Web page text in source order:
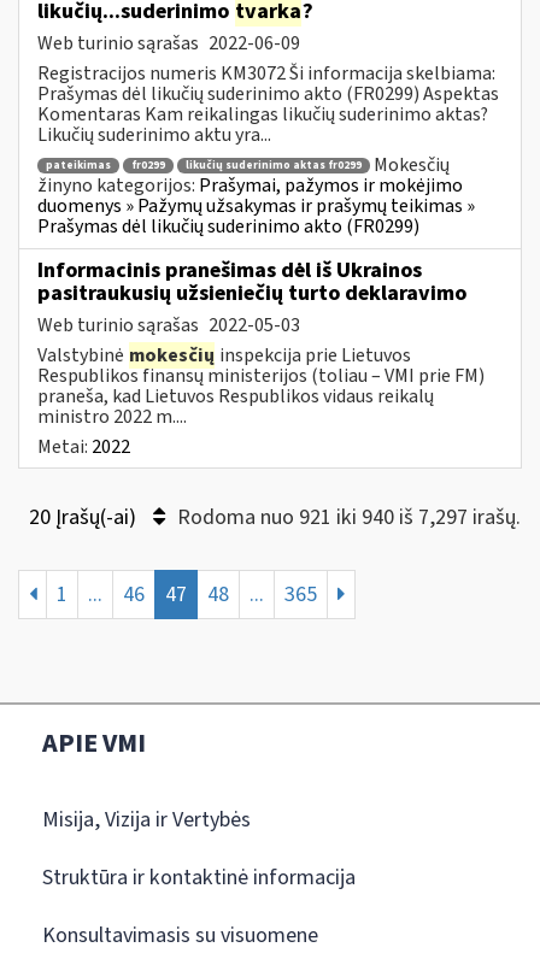
likučių...suderinimo tvarka?
Web turinio sąrašas 2022-06-09
Registracijos numeris KM3072 Ši informacija skelbiama:
Prašymas dėl likučių suderinimo akto (FR0299) Aspektas
Komentaras Kam reikalingas likučių suderinimo aktas?
Likučių suderinimo aktu yra...
pateikimas fr0299 likučių suderinimo aktas fr0299
Mokesčių
žinyno kategorijos: Prašymai, pažymos ir mokėjimo
duomenys » Pažymų užsakymas ir prašymų teikimas »
Prašymas dėl likučių suderinimo akto (FR0299)
Informacinis pranešimas dėl iš Ukrainos
pasitraukusių užsieniečių turto deklaravimo
Web turinio sąrašas 2022-05-03
Valstybinė mokesčių inspekcija prie Lietuvos
Respublikos finansų ministerijos (toliau – VMI prie FM)
praneša, kad Lietuvos Respublikos vidaus reikalų
ministro 2022 m....
Metai: 2022
20 Įrašų(-ai) Rodoma nuo 921 iki 940 iš 7,297 irašų.
1 ... 46 47 48 ... 365
APIE VMI
Misija, Vizija ir Vertybės
Struktūra ir kontaktinė informacija
Konsultavimasis su visuomene